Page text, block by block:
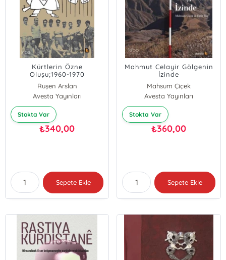
Kürtlerin Özne
Oluşu;1960-1970
Yıllarındaki Toplumsal
Hareketler
Ruşen Arslan
Avesta Yayınları
Stokta Var
₺340,00
Sepete Ekle
Mahmut Celayir Gölgenin
İzinde
Mahsum Çiçek
Avesta Yayınları
Stokta Var
₺360,00
Sepete Ekle